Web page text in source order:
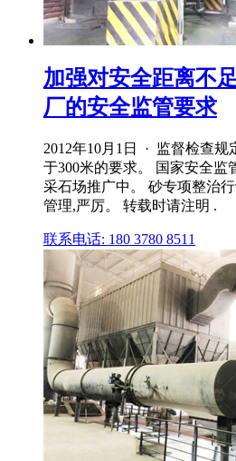
加强对安全距离不
厂的安全监管要求
2012年10月1日 · 监督检查
于300米的要求。 国家安全监
采石场推广中。 砂专项整治
管理,严厉。 转载时请注明 .
联系电话: 180 3780 8511